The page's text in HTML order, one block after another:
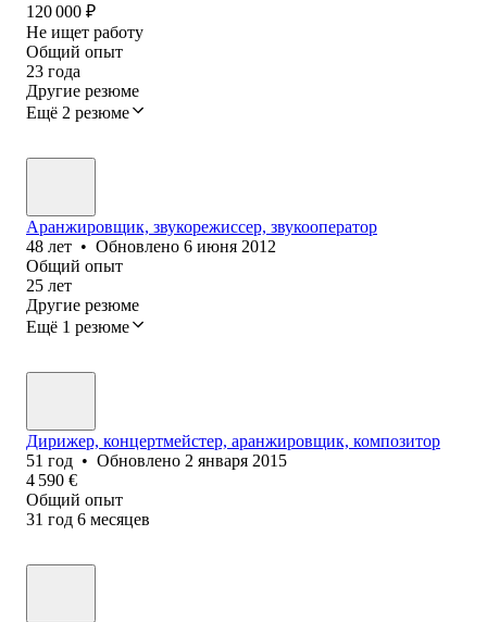
120 000 ₽
Не ищет работу
Общий опыт
23 года
Другие резюме
Ещё 2 резюме
Аранжировщик, звукорежиссер, звукооператор
48 лет • Обновлено 6 июня 2012
Общий опыт
25 лет
Другие резюме
Ещё 1 резюме
Дирижер, концертмейстер, аранжировщик, композитор
51 год • Обновлено 2 января 2015
4 590 €
Общий опыт
31 год 6 месяцев